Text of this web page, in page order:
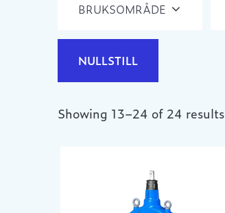
BRUKSOMRÅDE
NULLSTILL
Showing 13–24 of 24 results